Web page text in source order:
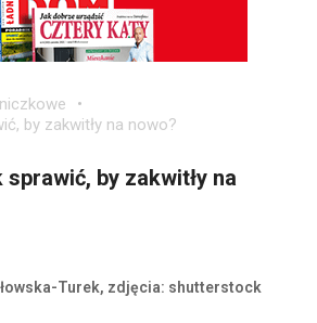
by zakwitły na nowo?
by zakwitły na
Turek, zdjęcia: shutterstock